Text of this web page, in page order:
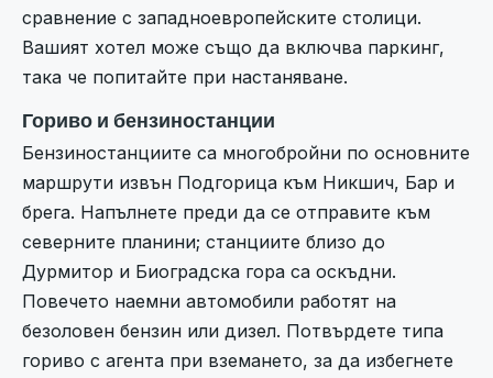
сравнение с западноевропейските столици.
Вашият хотел може също да включва паркинг,
така че попитайте при настаняване.
Гориво и бензиностанции
Бензиностанциите са многобройни по основните
маршрути извън Подгорица към Никшич, Бар и
брега. Напълнете преди да се отправите към
северните планини; станциите близо до
Дурмитор и Биоградска гора са оскъдни.
Повечето наемни автомобили работят на
безоловен бензин или дизел. Потвърдете типа
гориво с агента при вземането, за да избегнете